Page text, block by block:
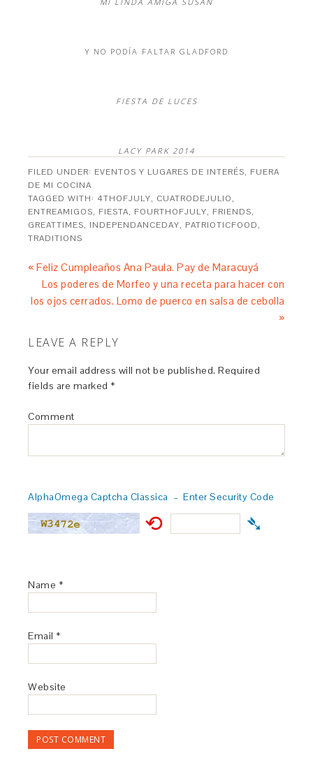
Y NO PODÍA FALTAR GLADFORD
FIESTA DE LUCES
LACY PARK 2014
FILED UNDER: EVENTOS Y LUGARES DE INTERÉS, FUERA
DE MI COCINA
TAGGED WITH: 4THOFJULY, CUATRODEJULIO,
ENTREAMIGOS, FIESTA, FOURTHOFJULY, FRIENDS,
GREATTIMES, INDEPENDANCEDAY, PATRIOTICFOOD,
TRADITIONS
« Feliz Cumpleaños Ana Paula. Pay de Maracuyá
Los poderes de Morfeo y una receta para hacer con
los ojos cerrados. Lomo de puerco en salsa de cebolla
»
LEAVE A REPLY
Your email address will not be published. Required
fields are marked *
Comment
AlphaOmega Captcha Classica – Enter Security Code
⟲ ➴
Name *
Email *
Website